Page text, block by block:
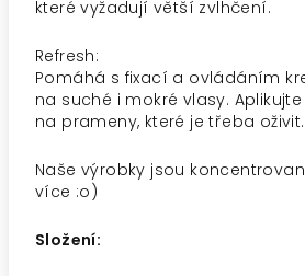
které vyžadují větší zvlhčení.
Refresh:
Pomáhá s fixací a ovládáním
na suché i mokré vlasy.
na prameny, které je třeba oživit.
Naše výrobky jsou
více :o)
Složení: